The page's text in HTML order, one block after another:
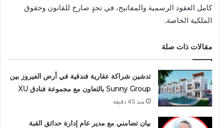
كامل العقود الرسمية والمفاتيح، في تحدٍ صارخ للقانون وحقوق
الملكية الخاصة.
مقالات ذات صلة
تدشين شراكة عقارية فندقية في أرض الفيروز بين
Sunny Group بالتعاون مع مجموعة فنادق XU
منذ 45 دقيقة
بيان تضامني مع مدير عام إدارة حدائق القبة